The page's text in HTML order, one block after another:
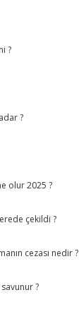
?
?
olur 2025 ?
çekildi ?
cezası nedir ?
?